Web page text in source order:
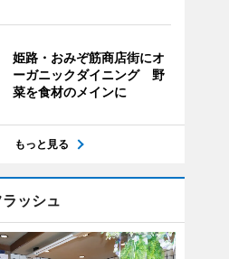
姫路・おみぞ筋商店街にオ
ーガニックダイニング 野
菜を食材のメインに
もっと見る
ッシュ